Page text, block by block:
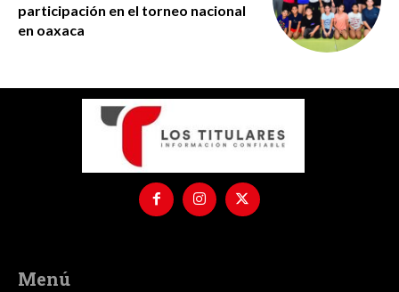
participación en el torneo nacional
en oaxaca
Menú